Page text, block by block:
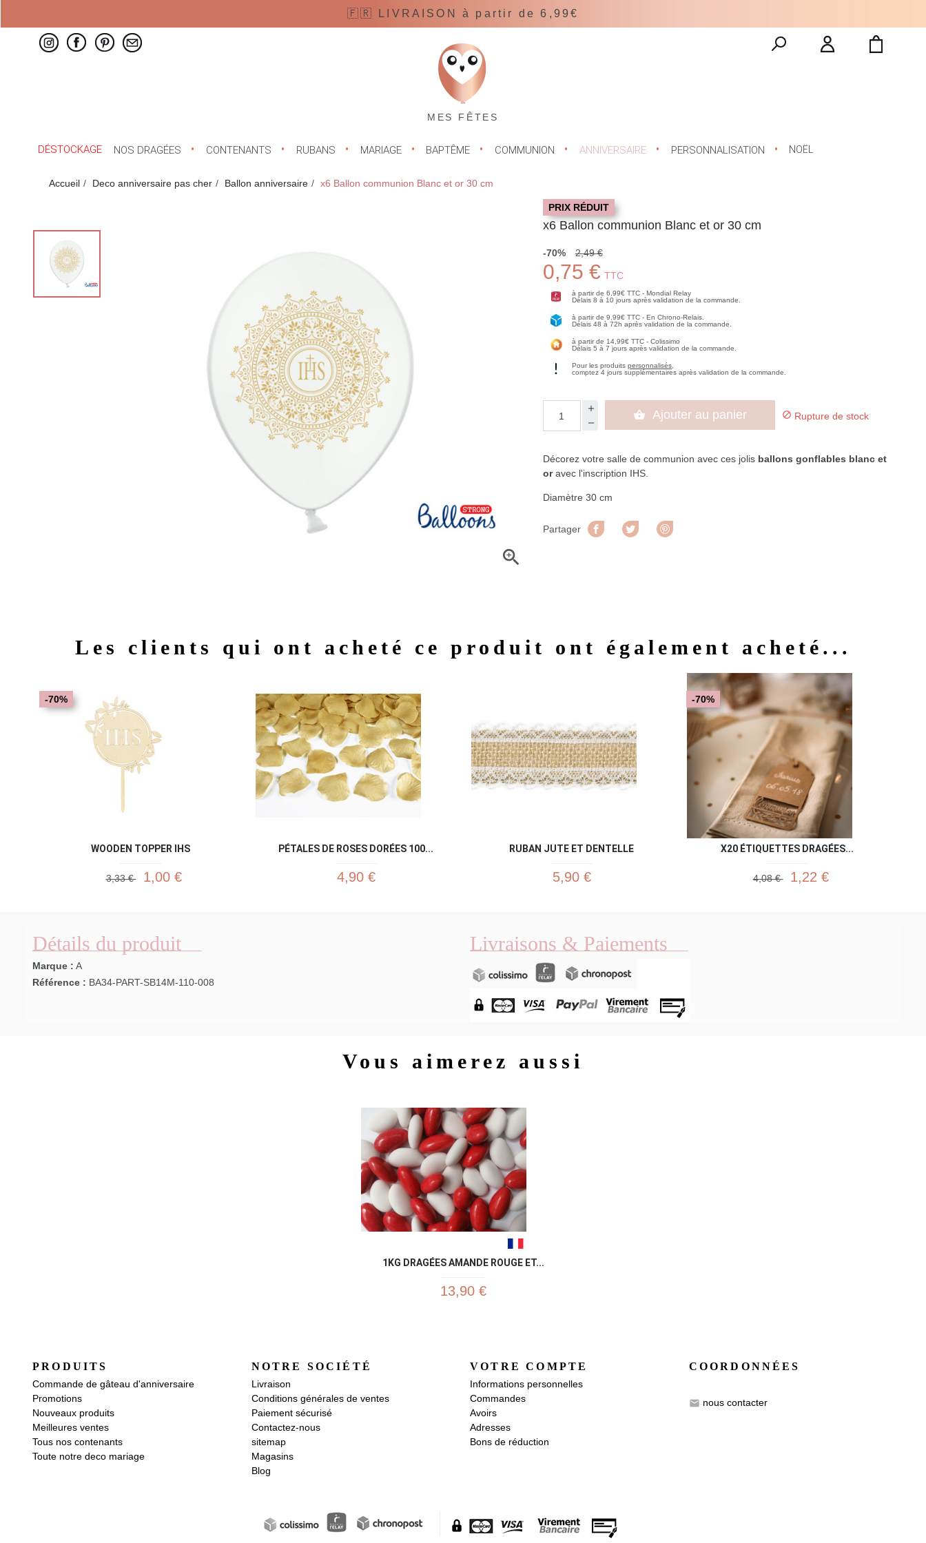
🇫🇷 LIVRAISON à partir de 6,99€
MES FÊTES
DÉSTOCKAGE NOS DRAGÉES CONTENANTS RUBANS MARIAGE BAPTÊME COMMUNION ANNIVERSAIRE PERSONNALISATION NOËL
Accueil Deco anniversaire pas cher Ballon anniversaire x6 Ballon communion Blanc et or 30 cm

PRIX RÉDUIT
x6 Ballon communion Blanc et or 30 cm
-70% 2,49 €
0,75 € TTC
à partir de 6,99€ TTC - Mondial Relay
Délais 8 à 10 jours après validation de la commande.
à partir de 9,99€ TTC - En Chrono-Relais.
Délais 48 à 72h après validation de la commande.
à partir de 14,99€ TTC - Colissimo
Délais 5 à 7 jours après validation de la commande.
Pour les produitspersonnalisés
comptez 4 jours supplémentaires après validation de la commande.
 Ajouter au panier  Rupture de stock
Décorez votre salle de communion avec ces jolis ballons gonflables blanc et
oravec l'inscription IHS.
Diamètre 30 cm
Partager Partager Tweet
Les clients qui ont acheté ce produit ont également acheté...
WOODEN TOPPER IHS
-70%
3,33 € 1,00 €
Aperçu rapide
PÉTALES DE ROSES DORÉES 100...
4,90 €
RUBAN JUTE ET DENTELLE
5,90 €
Aperçu rapide
X20 ÉTIQUETTES DRAGÉES...
-70%
4,08 € 1,22 €
Détails du produit
Marque : A
Référence : BA34-PART-SB14M-110-008
Livraisons & Paiements
Vous aimerez aussi
1KG DRAGÉES AMANDE ROUGE ET...
13,90 €
PRODUITS
Commande de gâteau d'anniversaire
Promotions
Nouveaux produits
Meilleures ventes
Tous nos contenants
Toute notre deco mariage
NOTRE SOCIÉTÉ
Livraison
Conditions générales de ventes
Paiement sécurisé
Contactez-nous
sitemap
Magasins
Blog
VOTRE COMPTE
Informations personnelles
Commandes
Avoirs
Adresses
Bons de réduction
COORDONNÉES
email nous contacter